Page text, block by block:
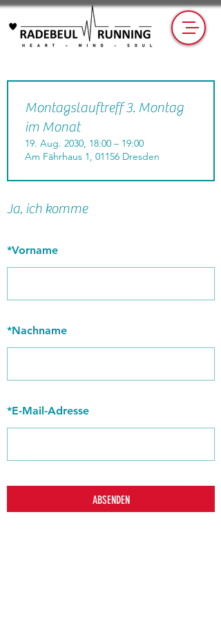
Ja, ich komme
*Vorname
*Nachname
*E-Mail-Adresse
ABSENDEN
Montagslauftreff 3. Montag
im Monat
19. Aug. 2030, 18:00 – 19:00
Am Fährhaus 1, 01156 Dresden